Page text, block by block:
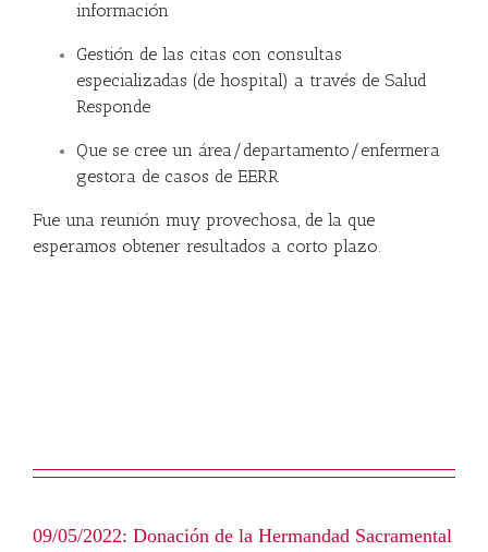
información
Gestión de las citas con consultas
especializadas (de hospital) a través de Salud
Responde
Que se cree un área/departamento/enfermera
gestora de casos de EERR
Fue una reunión muy provechosa, de la que
esperamos obtener resultados a corto plazo.
09/05/2022: Donación de la Hermandad Sacramental